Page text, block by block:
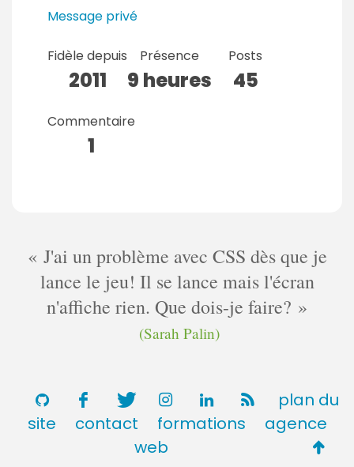
Message privé
Fidèle depuis
2011
Présence
9 heures
Posts
45
Commentaire
1
J'ai un problème avec CSS dès que je
lance le jeu! Il se lance mais l'écran
n'affiche rien. Que dois-je faire?
(Sarah Palin)
plan du
site
contact formations
agence
web